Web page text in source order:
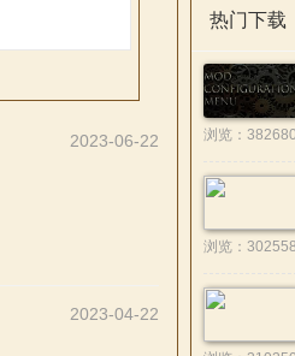
2023-06-22
2023-04-22
热门下载
浏览：
浏览：